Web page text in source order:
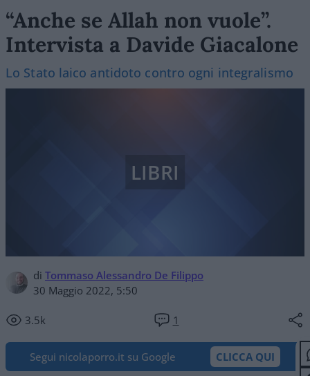
“Anche se Allah non vuole”.
Intervista a Davide Giacalone
Lo Stato laico antidoto contro ogni integralismo
di Tommaso Alessandro De Filippo
30 Maggio 2022, 5:50
3.5k 1
LIBRI
Segui nicolaporro.it su Google CLICCA QUI